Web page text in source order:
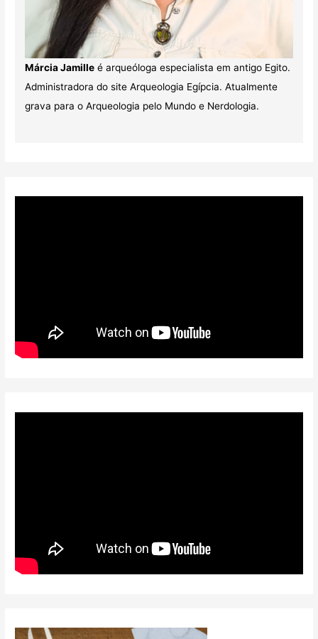
Márcia Jamilleé arqueóloga especialista em antigo Egito.
Administradora do site Arqueologia Egípcia. Atualmente
grava para o Arqueologia pelo Mundo e Nerdologia.